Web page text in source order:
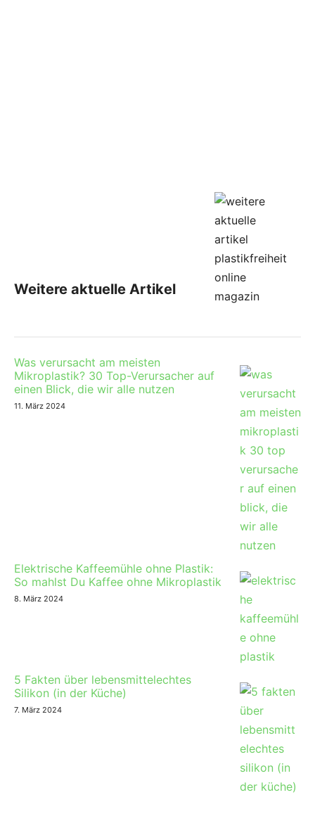
Weitere aktuelle Artikel
Was verursacht am meisten
Mikroplastik? 30 Top-Verursacher auf
einen Blick, die wir alle nutzen
11. März 2024
Elektrische Kaffeemühle ohne Plastik:
So mahlst Du Kaffee ohne Mikroplastik
8. März 2024
5 Fakten über lebensmittelechtes
Silikon (in der Küche)
7. März 2024